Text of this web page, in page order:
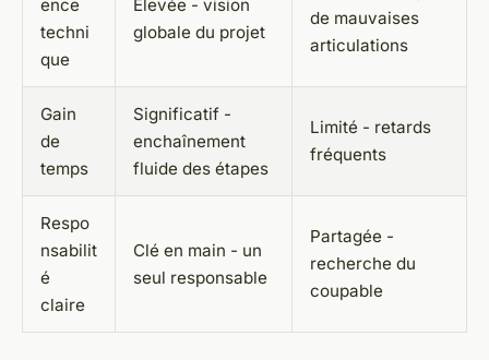
ence
techni
que
Élevée - vision
globale du projet
de mauvaises
articulations
Gain
de
temps
Significatif -
enchaînement
fluide des étapes
Limité - retards
fréquents
Respo
nsabilit
é
claire
Clé en main - un
seul responsable
Partagée -
recherche du
coupable